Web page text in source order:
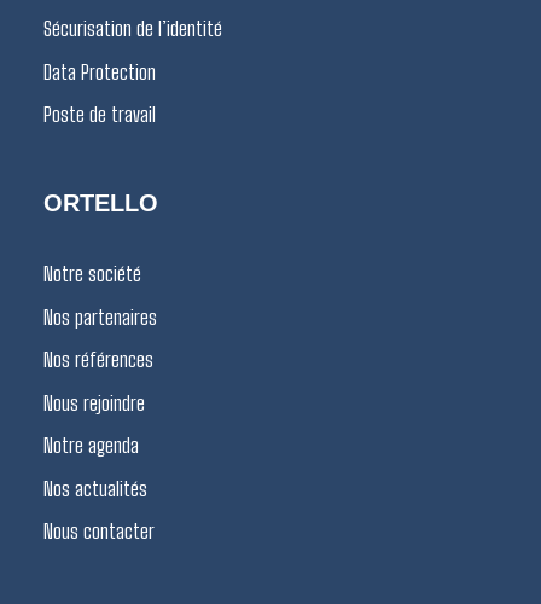
Sécurisation de l’identité
Data Protection
Poste de travail
ORTELLO
Notre société
Nos partenaires
Nos références
Nous rejoindre
Notre agenda
Nos actualités
Nous contacter